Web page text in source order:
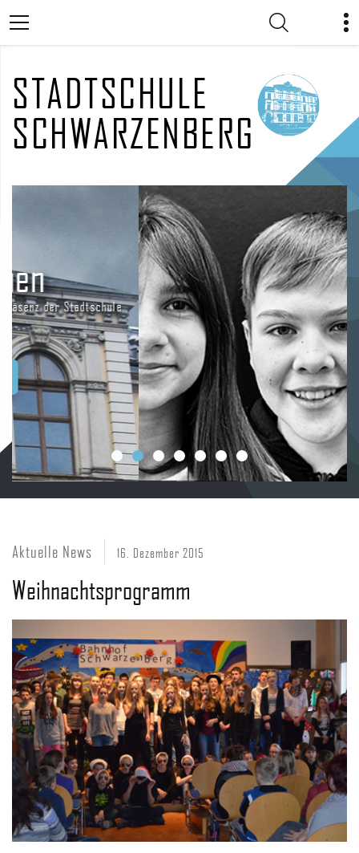
STADTSCHULE
SCHWARZENBERG
Aktuelle News 16. Dezember 2015
Weihnachtsprogramm